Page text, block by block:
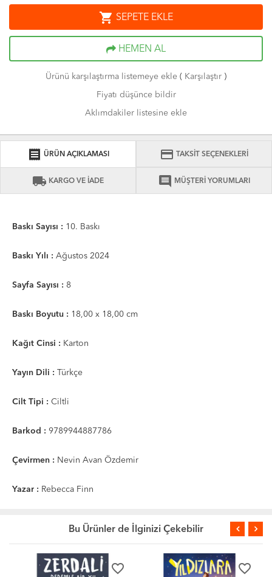
shopping_cart SEPETE EKLE
HEMEN AL
Ürünü karşılaştırma listemeye ekle ( Karşılaştır )
Fiyatı düşünce bildir
Aklımdakiler listesine ekle
receipt ÜRÜN AÇIKLAMASI credit_card TAKSİT SEÇENEKLERİ
local_shipping KARGO VE İADE comment MÜŞTERİ YORUMLARI
Baskı Sayısı : 10. Baskı
Baskı Yılı : Ağustos 2024
Sayfa Sayısı : 8
Baskı Boyutu : 18,00 x 18,00 cm
Kağıt Cinsi : Karton
Yayın Dili : Türkçe
Cilt Tipi : Ciltli
Barkod : 9789944887786
Çevirmen : Nevin Avan Özdemir
Yazar : Rebecca Finn
Bu Ürünler de İlginizi Çekebilir
favorite_border favorite_border